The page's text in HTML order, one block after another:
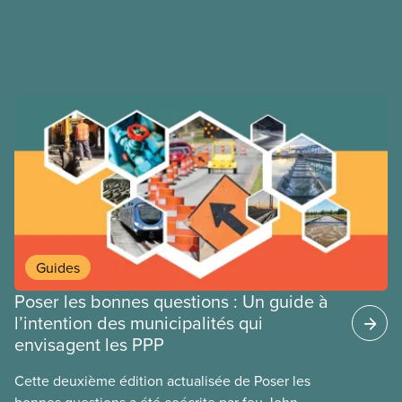
Guides
Poser les bonnes questions : Un guide à
l’intention des municipalités qui
envisagent les PPP
Cette deuxième édition actualisée de Poser les